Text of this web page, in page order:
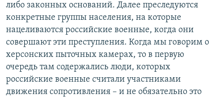
либо законных оснований. Далее преследуются
конкретные группы населения, на которые
нацеливаются российские военные, когда они
совершают эти преступления. Когда мы говорим о
херсонских пыточных камерах, то в первую
очередь там содержались люди, которых
российские военные считали участниками
движения сопротивления – и не обязательно это